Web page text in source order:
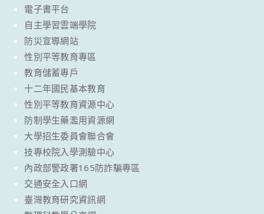
電子書平台
自主學習雲端學院
防災宣導網站
性別平等教育專區
教育儲蓄專戶
十二年國民基本教育
性別平等教育資源中心
防制學生藥濫用資源網
大學招生委員會聯合會
技專校院入學測驗中心
內政部警政署165防詐騙專區
交通安全入口網
臺灣教育研究資訊網